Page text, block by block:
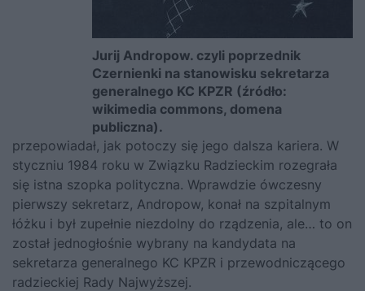
Jurij Andropow. czyli poprzednik
Czernienki na stanowisku sekretarza
generalnego KC KPZR (źródło:
wikimedia commons, domena
publiczna).
przepowiadał, jak potoczy się jego dalsza kariera. W
styczniu 1984 roku w Związku Radzieckim rozegrała
się istna szopka polityczna. Wprawdzie ówczesny
pierwszy sekretarz, Andropow, konał na szpitalnym
łóżku i był zupełnie niezdolny do rządzenia, ale… to on
został jednogłośnie wybrany na kandydata na
sekretarza generalnego KC KPZR i przewodniczącego
radzieckiej Rady Najwyższej.